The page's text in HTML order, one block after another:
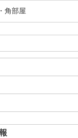
角部屋